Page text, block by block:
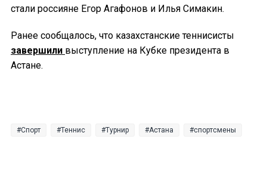
стали россияне Егор Агафонов и Илья Симакин.
Ранее сообщалось, что казахстанские теннисисты
завершили выступление на Кубке президента в
Астане.
Спорт Теннис Турнир Астана спортсмены